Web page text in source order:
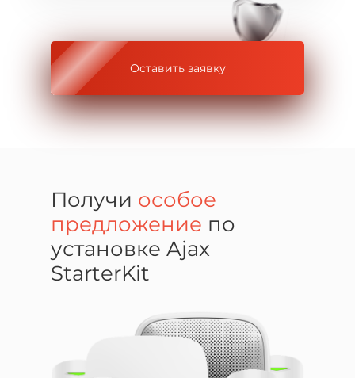
Оставить заявку
Получи особое
предложение по
установке Ajax
StarterKit